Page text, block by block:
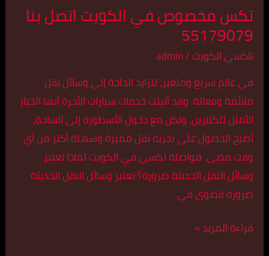
تكس مخصوص في الكويت اتصل بنا
55179079
تاكسي الكويت/
admin
في عالم سريع ومتغير، تتزايد الحاجة إلى وسائل نقل
ملائمة وفعالة. وقد أثبتت خدمات سيارات الأجرة أنها الخيار
الأمثل للكثيرين، ولكن مع دخول الأسطورة إلى الساحة،
أصبح الحصول على تجربة نقل مميزة وسهلة أكثر من أي
وقت مضى. مواصلة تكسي في الكويت لماذا تعتبر
وسائل النقل الحديثة ضرورة؟ تعتبر وسائل النقل الحديثة
ضرورة قصوى في
قراءة المزيد »